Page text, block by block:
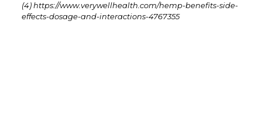
(4) https://www.verywellhealth.com/hemp-benefits-side-
effects-dosage-and-interactions-4767355